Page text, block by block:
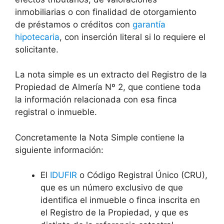
inmobiliarias o con finalidad de otorgamiento
de préstamos o créditos con garantía
hipotecaria, con inserción literal si lo requiere el
solicitante.
La nota simple es un extracto del Registro de la
Propiedad de Almería Nº 2, que contiene toda
la información relacionada con esa finca
registral o inmueble.
Concretamente la Nota Simple contiene la
siguiente información:
El IDUFIR o Código Registral Único (CRU),
que es un número exclusivo de que
identifica el inmueble o finca inscrita en
el Registro de la Propiedad, y que es